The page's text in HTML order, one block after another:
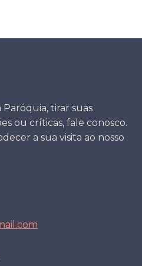
Paróquia, tirar suas
ou críticas, fale conosco.
a sua visita ao nosso